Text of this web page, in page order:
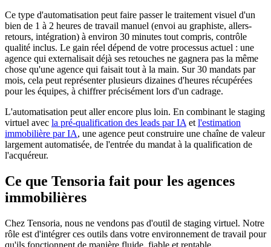
Ce type d'automatisation peut faire passer le traitement visuel d'un
bien de 1 à 2 heures de travail manuel (envoi au graphiste, allers-
retours, intégration) à environ 30 minutes tout compris, contrôle
qualité inclus. Le gain réel dépend de votre processus actuel : une
agence qui externalisait déjà ses retouches ne gagnera pas la même
chose qu'une agence qui faisait tout à la main. Sur 30 mandats par
mois, cela peut représenter plusieurs dizaines d'heures récupérées
pour les équipes, à chiffrer précisément lors d'un cadrage.
L'automatisation peut aller encore plus loin. En combinant le staging
virtuel avec la pré-qualification des leads par IA et l'estimation
immobilière par IA, une agence peut construire une chaîne de valeur
largement automatisée, de l'entrée du mandat à la qualification de
l'acquéreur.
Ce que Tensoria fait pour les agences
immobilières
Chez Tensoria, nous ne vendons pas d'outil de staging virtuel. Notre
rôle est d'intégrer ces outils dans votre environnement de travail pour
qu'ils fonctionnent de manière fluide, fiable et rentable.